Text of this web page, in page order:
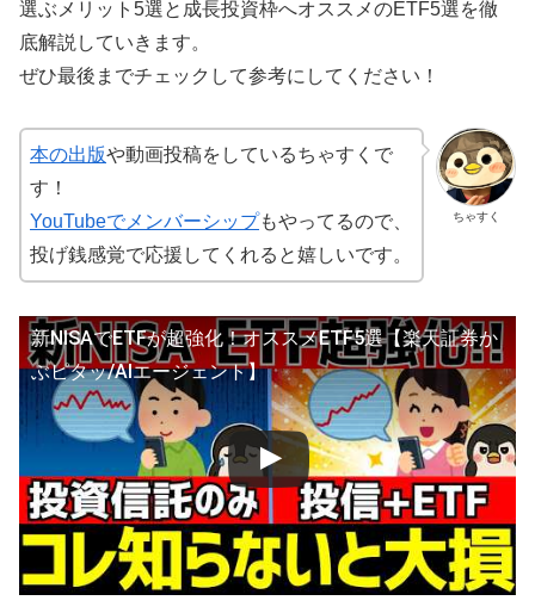
選ぶメリット5選と成長投資枠へオススメのETF5選を徹
底解説していきます。
ぜひ最後までチェックして参考にしてください！
ちゃすく
本の出版や動画投稿をしているちゃすくで
す！
YouTubeでメンバーシップもやってるので、
投げ銭感覚で応援してくれると嬉しいです。
新NISAでETFが超強化！オススメETF5選【楽天証券か
ぶピタッ/AIエージェント】